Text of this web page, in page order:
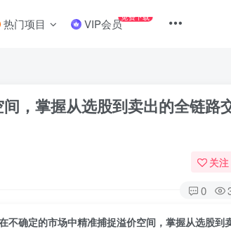
热门项目 VIP会员免费下载
，掌握从选股到卖出的全链路
关注
0